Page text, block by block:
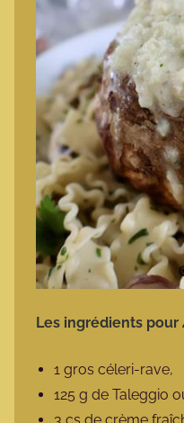
Les ingrédients pour
1 gros céleri-rave,
125 g de Taleggio